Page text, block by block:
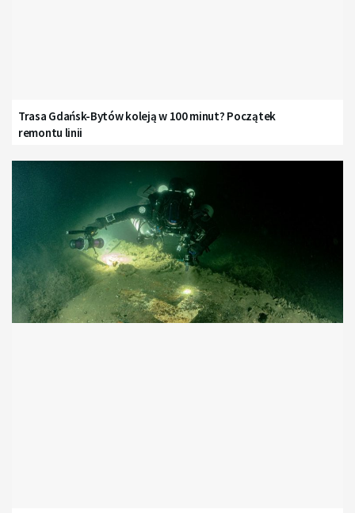
Trasa Gdańsk-Bytów koleją w 100 minut? Początek
remontu linii